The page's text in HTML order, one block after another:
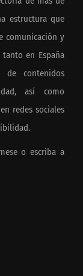
estructura que
comunicación y
en España
de contenidos
así como
redes sociales
o escriba a